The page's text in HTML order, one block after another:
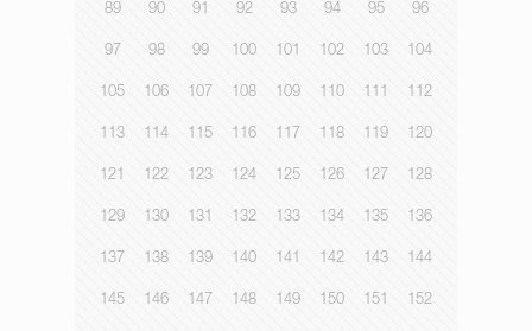
89 90 91 92 93 94 95 96
97 98 99 100 101 102 103 104
105 106 107 108 109 110 111 112
113 114 115 116 117 118 119 120
121 122 123 124 125 126 127 128
129 130 131 132 133 134 135 136
137 138 139 140 141 142 143 144
145 146 147 148 149 150 151 152